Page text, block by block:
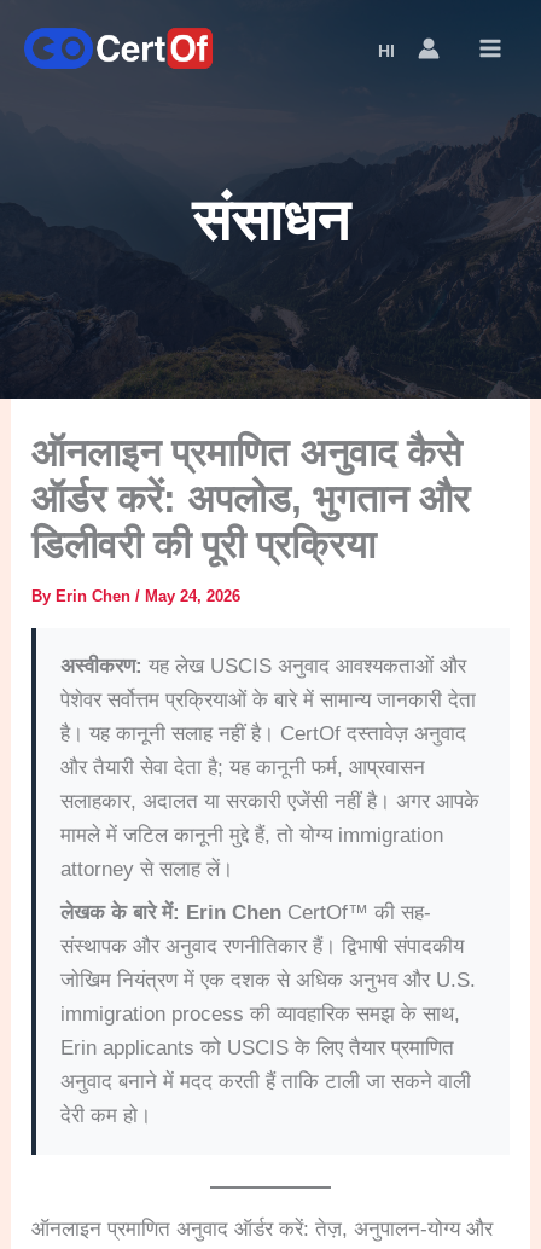
HILanguage
संसाधन
ऑनलाइन प्रमाणित अनुवाद कैसे
ऑर्डर करें: अपलोड, भुगतान और
डिलीवरी की पूरी प्रक्रिया
ByErin Chen/May 24, 2026
अस्वीकरण: यह लेख USCIS अनुवाद आवश्यकताओं और
पेशेवर सर्वोत्तम प्रक्रियाओं के बारे में सामान्य जानकारी देता
है। यह कानूनी सलाह नहीं है। CertOf दस्तावेज़ अनुवाद
और तैयारी सेवा देता है; यह कानूनी फर्म, आप्रवासन
सलाहकार, अदालत या सरकारी एजेंसी नहीं है। अगर आपके
मामले में जटिल कानूनी मुद्दे हैं, तो योग्य immigration
attorney से सलाह लें।
लेखक के बारे में: Erin Chen CertOf™ की सह-
संस्थापक और अनुवाद रणनीतिकार हैं। द्विभाषी संपादकीय
जोखिम नियंत्रण में एक दशक से अधिक अनुभव और U.S.
immigration process की व्यावहारिक समझ के साथ,
Erin applicants को USCIS के लिए तैयार प्रमाणित
अनुवाद बनाने में मदद करती हैं ताकि टाली जा सकने वाली
देरी कम हो।
ऑनलाइन प्रमाणित अनुवाद ऑर्डर करें: तेज़, अनुपालन-योग्य और